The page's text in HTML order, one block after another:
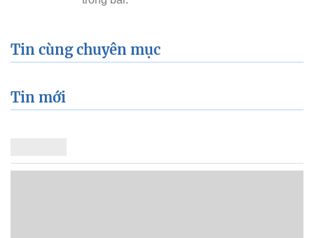
Tin cùng chuyên mục
Tin mới